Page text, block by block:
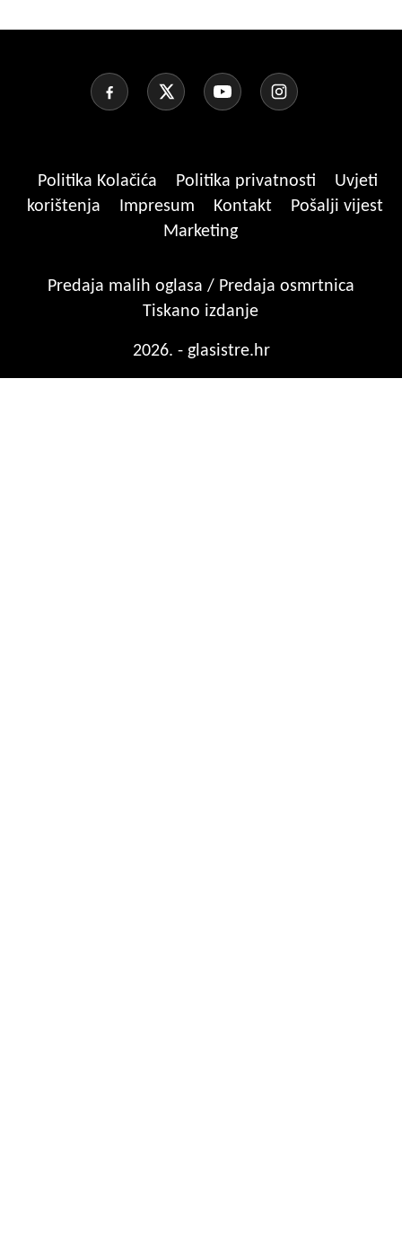
Politika Kolačića Politika privatnosti
Uvjeti
korištenja
Impresum Kontakt
Pošalji vijest
Marketing
Predaja malih oglasa / Predaja osmrtnica
Tiskano izdanje
2026. - glasistre.hr